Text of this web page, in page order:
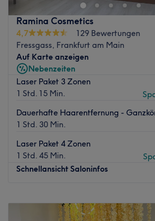
Professionalität und erstklassigen Service.
modernen Beauty-Studio verbinden wir
Technologien mit individueller Betreuung,
natürliche Schönheit auf höchstem Niveau
unterstreichen.
Wir arbeiten ausschließlich mit
der neuesten Generation sowie
zertifizierten Produkten. Jede Behandlung
höchsten Qualitäts-, Hygiene- und
durchgeführt und individuell auf Ihre
Unser Leistungsspektrum umfasst:
Gerätetechnologie
- Professionelle Massagen
Ramina Cosmetics
4,7
129 Bewertungen
Fressgass, Frankfurt am Main
Auf Karte anzeigen
Nebenzeiten
Laser Paket 3 Zonen
1 Std. 15 Min.
Dauerhafte Haarentfernung -
1 Std. 30 Min.
Laser Paket 4 Zonen
1 Std. 45 Min.
Schnellansicht Saloninfos